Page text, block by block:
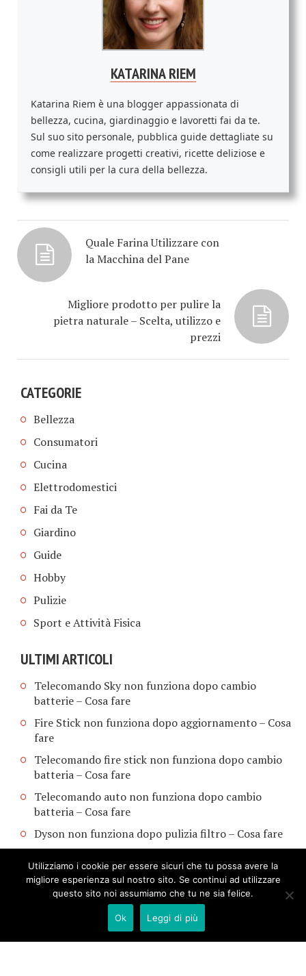
KATARINA RIEM
Katarina Riem è una blogger appassionata di
bellezza, cucina, giardinaggio e lavoretti fai da te.
Sul suo sito personale, pubblica guide dettagliate su
come realizzare progetti creativi, ricette deliziose e
consigli utili per la cura della bellezza.
Quale Farina Utilizzare con
la Macchina del Pane
Migliore prodotto per pulire la
pietra naturale – Scelta, utilizzo e
prezzi
CATEGORIE
Bellezza
Consumatori
Cucina
Elettrodomestici
Fai da Te
Giardino
Guide
Hobby
Pulizie
Sport e Attività Fisica
ULTIMI ARTICOLI
Telecomando Sky non funziona dopo cambio
batterie​ – Cosa fare
Fire Stick non funziona dopo aggiornamento​ – Cosa
fare
Telecomando fire stick non funziona dopo cambio
batteria​ – Cosa fare
Telecomando auto non funziona dopo cambio
batteria​ – Cosa fare
Dyson non funziona dopo pulizia filtro​ – Cosa fare
Utilizziamo i cookie per essere sicuri che tu possa avere la
migliore esperienza sul nostro sito. Se continui ad utilizzare
questo sito noi assumiamo che tu ne sia felice.
Ok Leggi di più